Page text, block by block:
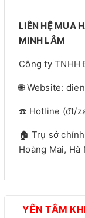
LIÊN HỆ MUA
MINH LÂM
Công ty TNHH
🌐 Website:
☎️ Hotline (đt/
🏠 Trụ sở
Hoàng Mai, Hà
YÊN TÂM